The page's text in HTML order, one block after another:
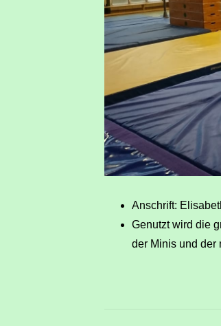
Anschrift:
Genutzt wird die
der Minis und der